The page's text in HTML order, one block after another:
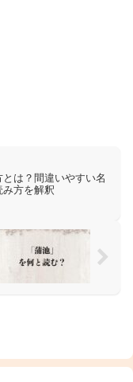
とは？間違いやすい名
方を解釈